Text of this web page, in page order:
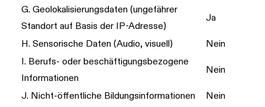
G. Geolokalisierungsdaten (ungefährer
Standort auf Basis der IP-Adresse)
Ja
H. Sensorische Daten (Audio, visuell)
Nein
I. Berufs- oder beschäftigungsbezogene
Informationen
Nein
J. Nicht-öffentliche Bildungsinformationen
Nein